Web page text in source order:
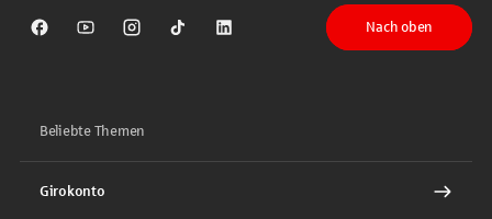
Sparkasse auf Facebook
Sparkasse auf Youtube
Sparkasse auf Instagram
Sparkasse auf TikTok
Sparkasse auf LinkedIn
Nach oben
Beliebte Themen
Girokonto